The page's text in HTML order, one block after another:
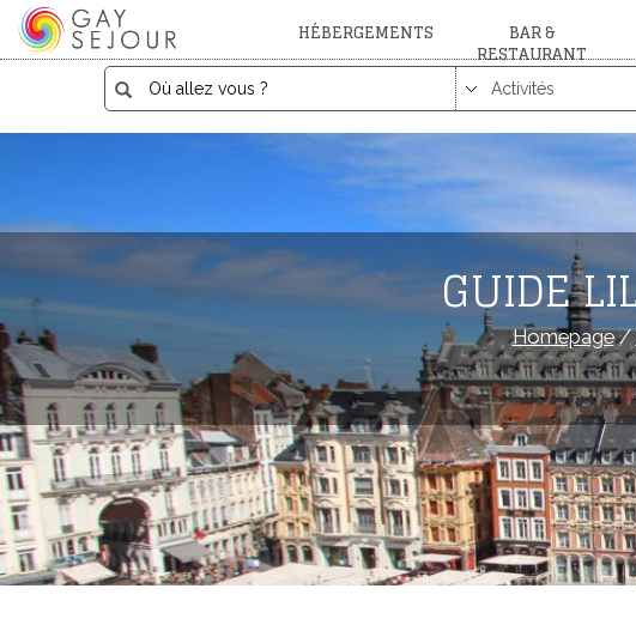
HÉBERGEMENTS BAR &
RESTAURANT
GUIDE
Homepage/